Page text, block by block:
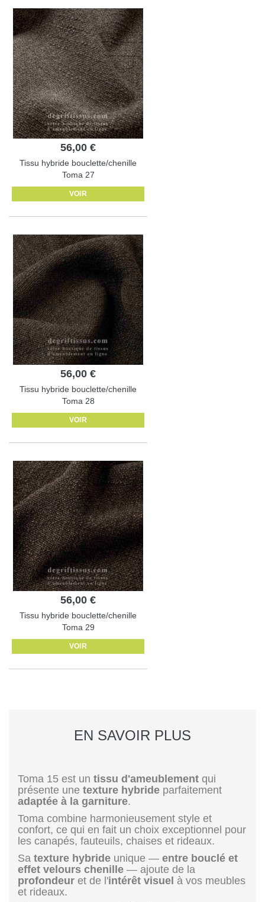
56,00 €
Tissu hybride bouclette/chenille
Toma 27
VOIR
56,00 €
Tissu hybride bouclette/chenille
Toma 28
VOIR
56,00 €
Tissu hybride bouclette/chenille
Toma 29
VOIR
EN SAVOIR PLUS
Toma 15 est un tissu d'ameublement qui
présente une texture hybride parfaitement
adaptée à la garniture.
Toma combine harmonieusement style et
confort, ce qui en fait un choix exceptionnel pour
les canapés, fauteuils, chaises et rideaux.
Sa texture hybride unique — entre bouclé et
effet velours chenille — ajoute de la
profondeur et de l'intérêt visuel à vos meubles
et rideaux.